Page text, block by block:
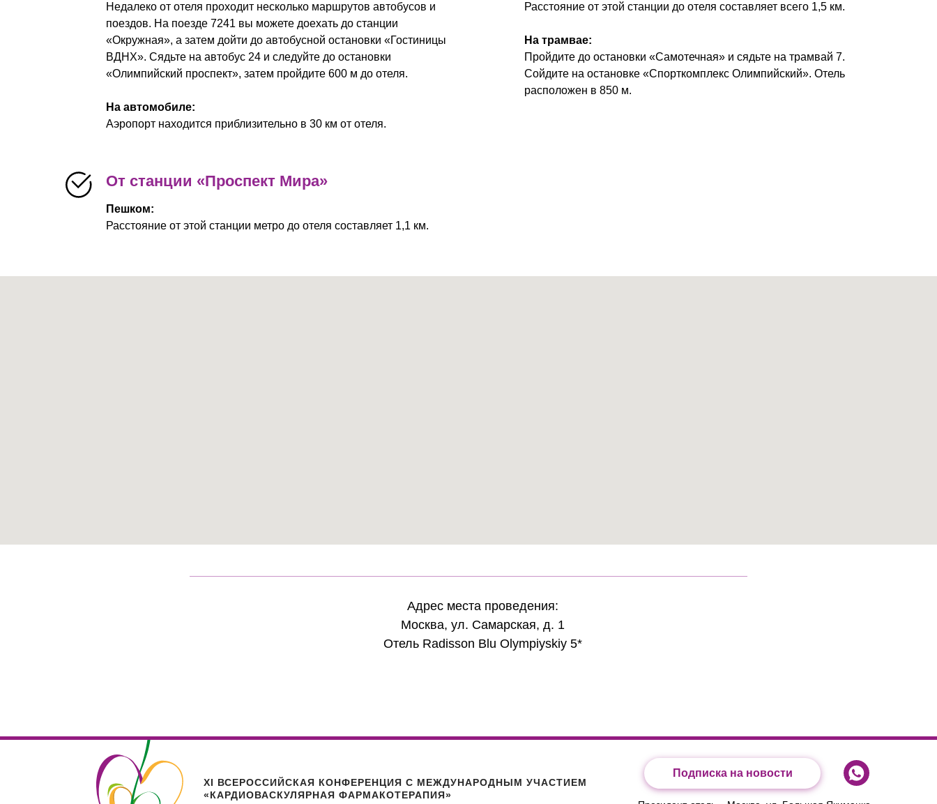
Недалеко от отеля проходит несколько маршрутов автобусов и
поездов. На поезде 7241 вы можете доехать до станции
«Окружная», а затем дойти до автобусной остановки «Гостиницы
ВДНХ». Сядьте на автобус 24 и следуйте до остановки
«Олимпийский проспект», затем пройдите 600 м до отеля.
На автомобиле:
Аэропорт находится приблизительно в 30 км от отеля.
Расстояние от этой станции до отеля составляет всего 1,5 км.
На трамвае:
Пройдите до остановки «Самотечная» и сядьте на трамвай 7.
Сойдите на остановке «Спорткомплекс Олимпийский». Отель
расположен в 850 м.
От станции «Проспект Мира»
Пешком:
Расстояние от этой станции метро до отеля составляет 1,1 км.
Адрес места проведения:
Москва, ул. Самарская, д. 1
Отель Radisson Blu Olympiyskiy 5*
XI ВСЕРОССИЙСКАЯ КОНФЕРЕНЦИЯ С МЕЖДУНАРОДНЫМ УЧАСТИЕМ
«КАРДИОВАСКУЛЯРНАЯ ФАРМАКОТЕРАПИЯ»
Подписка на новости